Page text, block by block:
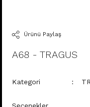
Ürünü Paylaş
A68 - TRAGUS
Kategori
Seçenekler